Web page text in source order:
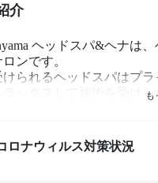
介
ヘッドスパ&ヘナは
ンです。
られるヘッドスパはプ
ラックスして施術を受けら
お悩みを持っている方は
ロナウィルス対策状況